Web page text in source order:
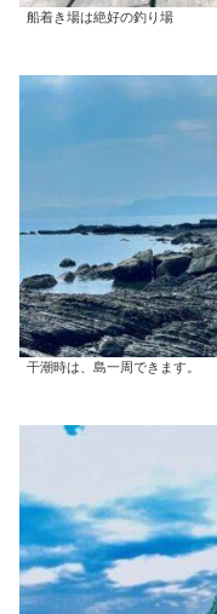
船着き場は絶好の釣り場
干潮時は、島一周できます。